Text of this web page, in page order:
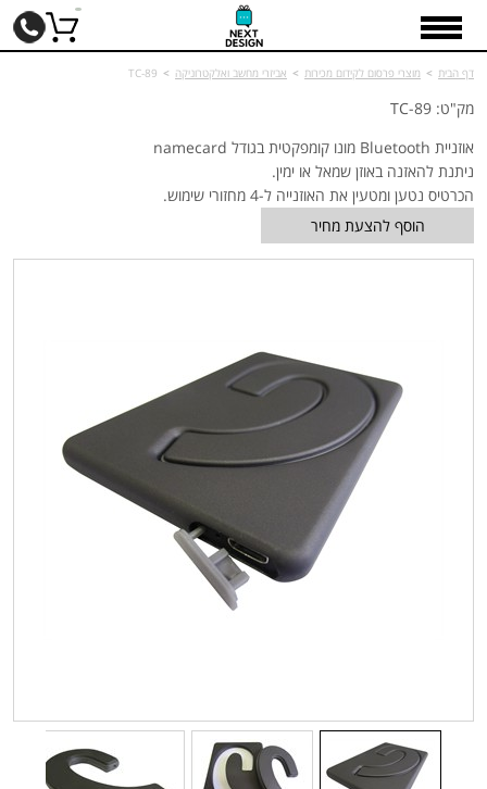
דף הבית > מוצרי פרסום לקידום מכירות > אביזרי מחשב ואלקטרוניקה >
TC-89
מק"ט: TC-89
אוזניית Bluetooth מונו קומפקטית בגודל namecard
ניתנת להאזנה באוזן שמאל או ימין.
הכרטיס נטען ומטעין את האוזנייה ל-4 מחזורי שימוש.
הוסף להצעת מחיר